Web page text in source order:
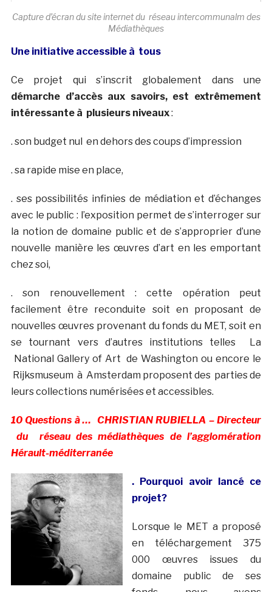
Capture d’écran du site internet du réseau intercommunalm des
Médiathèques
Une initiative accessible à tous
Ce projet qui s’inscrit globalement dans une
démarche d’accès aux savoirs, est extrêmement
intéressante à plusieurs niveaux:
. son budget nul en dehors des coups d’impression
. sa rapide mise en place,
. ses possibilités infinies de médiation et d’échanges
avec le public : l’exposition permet de s’interroger sur
la notion de domaine public et de s’approprier d’une
nouvelle manière les œuvres d’art en les emportant
chez soi,
. son renouvellement : cette opération peut
facilement être reconduite soit en proposant de
nouvelles œuvres provenant du fonds du MET, soit en
se tournant vers d’autres institutions telles La
National Gallery of Art de Washington ou encore le
Rijksmuseum à Amsterdam proposent des parties de
leurs collections numérisées et accessibles.
10 Questions à … CHRISTIAN RUBIELLA – Directeur
du réseau des médiathèques de l’agglomération
Hérault-méditerranée
. Pourquoi avoir lancé ce
projet?
Lorsque le MET a proposé
en téléchargement 375
000 œuvres issues du
domaine public de ses